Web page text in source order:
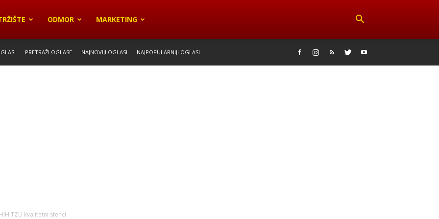
ODMOR MARKETING
PRETRAŽI OGLASE NAJNOVIJI OGLASI NAJPOPULARNIJI OGLASI
TZU kvalitetni stenci